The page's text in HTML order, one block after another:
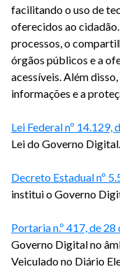
facilitando o uso de
oferecidos ao
processos, o
órgãos públicos e a
acessíveis. Além
informações e a
Lei Federal nº 14.129,
Lei do Governo Digital.
Decreto Estadual nº
institui o Governo
Portaria n.º 417, de
Governo Digital no
Veiculado no Diário